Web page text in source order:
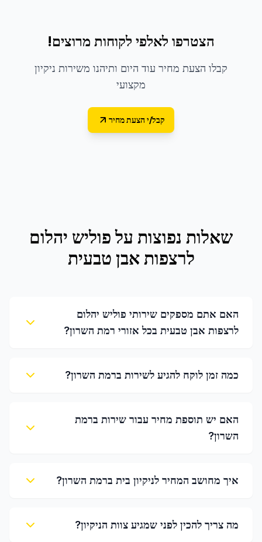
הצטרפו לאלפי לקוחות מרוצים!
קבלו הצעת מחיר עוד היום ותיהנו משירות ניקיון
מקצועי
קבל/י הצעת מחיר
שאלות נפוצות עלפוליש יהלום
לרצפות אבן טבעית
האם אתם מספקים שירותי פוליש יהלום
לרצפות אבן טבעית בכל אזורי רמת השרון?
כמה זמן לוקח להגיע לשירות ברמת השרון?
האם יש תוספת מחיר עבור שירות ברמת
השרון?
איך מחושב המחיר לניקיון בית ברמת השרון?
מה צריך להכין לפני שמגיע צוות הניקיון?